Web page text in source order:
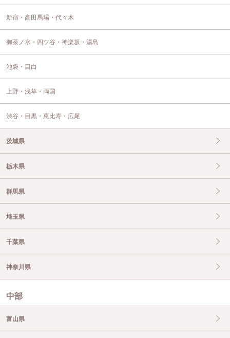
新宿・高田馬場・代々木
御茶ノ水・四ツ谷・神楽坂・湯島
池袋・目白
上野・浅草・両国
渋谷・目黒・恵比寿・広尾
茨城県
栃木県
群馬県
埼玉県
千葉県
神奈川県
中部
富山県